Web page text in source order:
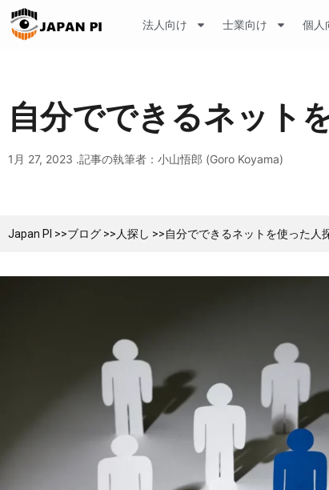
法人向け 士業向け 個人
自分でできるネット
1月 27, 2023 .記事の執筆者：小山悟郎 (Goro Koyama)
Japan PI >>ブログ >>人探し >>自分でできるネットを使った人